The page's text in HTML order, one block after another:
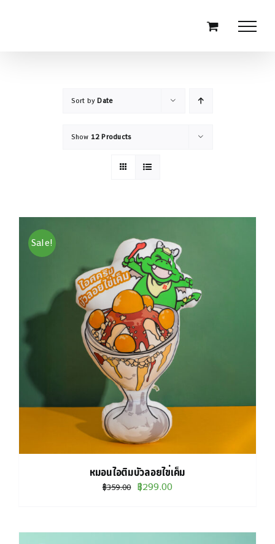
Sort byDate
Show 12 Products
Sale!
หมอนไอติมบัวลอยไข่เค็ม
฿359.00 Original
฿359.00.
฿299.00Current
฿299.00.